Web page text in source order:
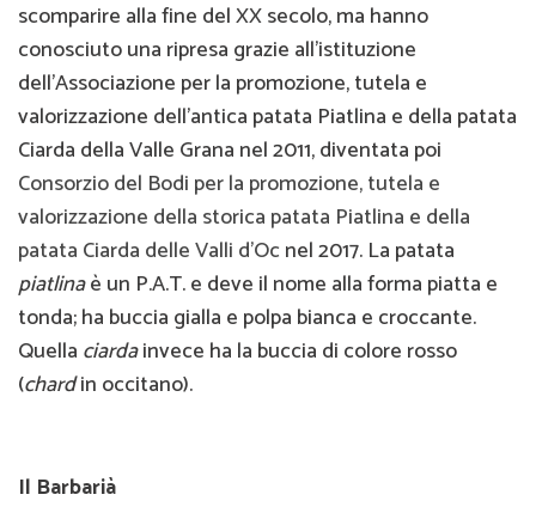
scomparire alla fine del XX secolo, ma hanno
conosciuto una ripresa grazie all’istituzione
dell'Associazione per la promozione, tutela e
valorizzazione dell’antica patata Piatlina e della patata
Ciarda della Valle Grana nel 2011, diventata poi
Consorzio del Bodi per la promozione, tutela e
valorizzazione della storica patata Piatlina e della
patata Ciarda delle Valli d’Oc nel 2017. La patata
piatlinaè un P.A.T. e deve il nome alla forma piatta e
tonda; ha buccia gialla e polpa bianca e croccante.
Quella ciardainvece ha la buccia di colore rosso
(chardin occitano).
Il Barbarià